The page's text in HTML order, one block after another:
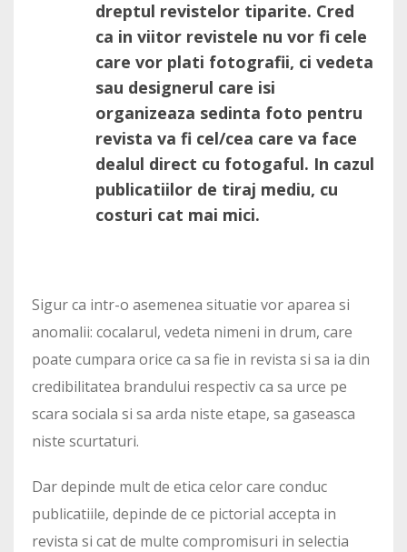
dreptul revistelor tiparite. Cred
ca in viitor revistele nu vor fi cele
care vor plati fotografii, ci vedeta
sau designerul care isi
organizeaza sedinta foto pentru
revista va fi cel/cea care va face
dealul direct cu fotogaful. In cazul
publicatiilor de tiraj mediu, cu
costuri cat mai mici.
Sigur ca intr-o asemenea situatie vor aparea si
anomalii: cocalarul, vedeta nimeni in drum, care
poate cumpara orice ca sa fie in revista si sa ia din
credibilitatea brandului respectiv ca sa urce pe
scara sociala si sa arda niste etape, sa gaseasca
niste scurtaturi.
Dar depinde mult de etica celor care conduc
publicatiile, depinde de ce pictorial accepta in
revista si cat de multe compromisuri in selectia